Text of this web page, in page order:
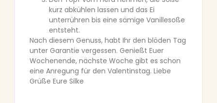
kurz abkühlen lassen und das Ei
unterrühren bis eine sämige Vanillesoße
entsteht.
Nach diesem Genuss, habt Ihr den blöden Tag
unter Garantie vergessen. Genießt Euer
Wochenende, nächste Woche gibt es schon
eine Anregung für den Valentinstag. Liebe
Grüße Eure Silke